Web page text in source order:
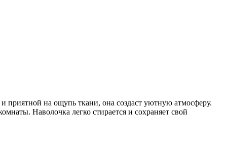
приятной на ощупь ткани, она создаст уютную атмосферу.
Наволочка легко стирается и сохраняет свой